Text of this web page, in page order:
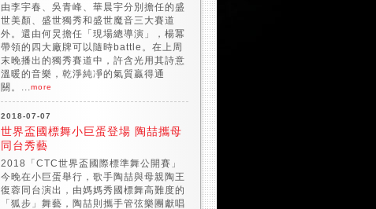
由李宇春、吳青峰、華晨宇分別擔任的盛
世美顏、盛世獨秀和盛世魔音三大賽道
外。還由何炅擔任「現場總導演」，楊冪
帶領的四大廠牌可以隨時battle。在上周
末晚播出的獨秀賽道中，許含光用其詩意
溫暖的音樂，乾淨純凈的氣質贏得通
關。... more
2018-07-07
世界盃國標舞小巨蛋登場 陶喆攜母
同台秀藝
2018「CTC世界盃國際標準舞公開賽」
今晚在小巨蛋舉行，歌手陶喆與母親陶王
復蓉同台演出，由媽媽秀國標舞高難度的
「狐步」舞藝，陶喆則攜手管弦樂團獻唱